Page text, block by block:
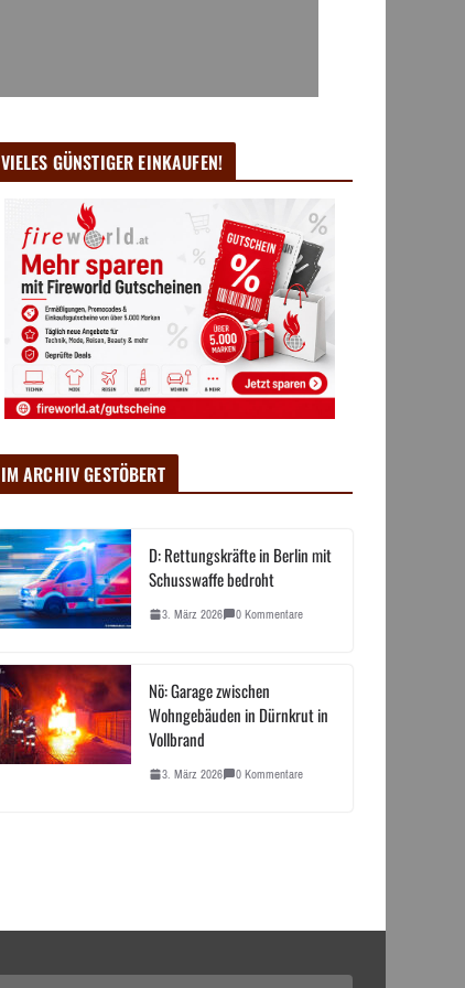
VIELES GÜNSTIGER EINKAUFEN!
IM ARCHIV GESTÖBERT
D: Rettungskräfte in Berlin mit
Schusswaffe bedroht
3. März 2026 0 Kommentare
Nö: Garage zwischen
Wohngebäuden in Dürnkrut in
Vollbrand
3. März 2026 0 Kommentare